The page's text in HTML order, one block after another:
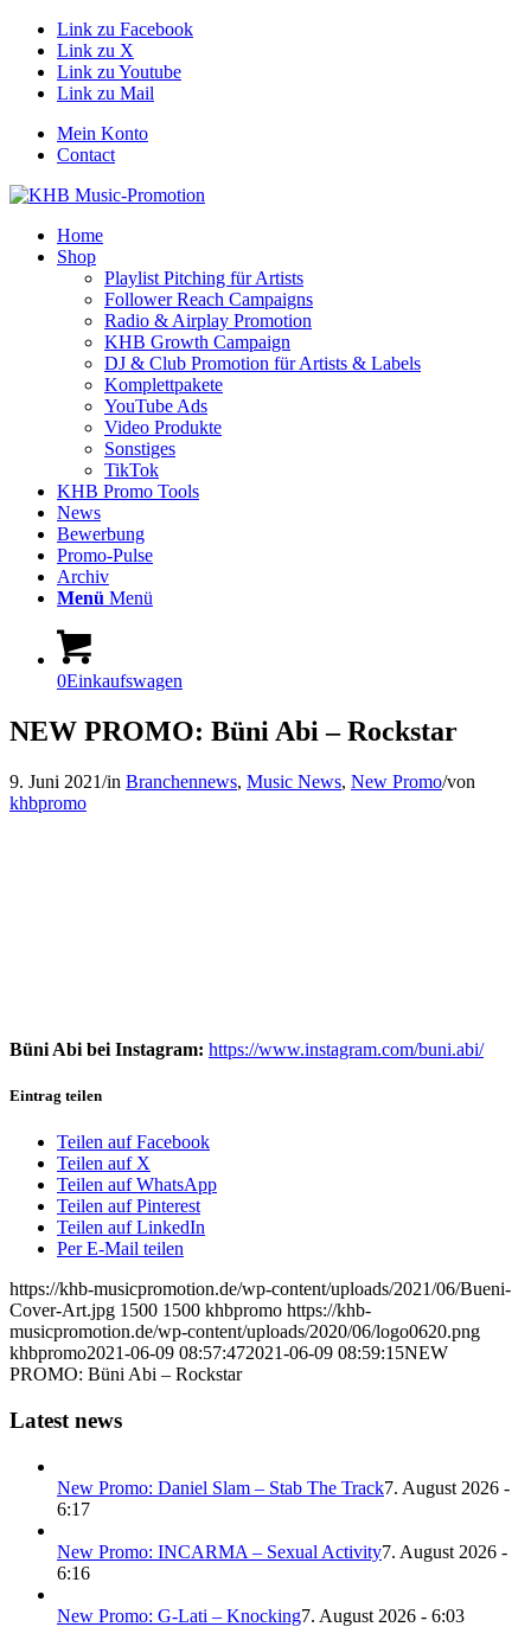
Link zu Facebook
Link zu X
Link zu Youtube
Link zu Mail
Mein Konto
Contact
Home
Shop
Playlist Pitching für Artists
Follower Reach Campaigns
Radio & Airplay Promotion
KHB Growth Campaign
DJ & Club Promotion für Artists & Labels
Komplettpakete
YouTube Ads
Video Produkte
Sonstiges
TikTok
KHB Promo Tools
News
Bewerbung
Promo-Pulse
Archiv
Menü Menü
0Einkaufswagen
NEW PROMO: Büni Abi – Rockstar
9. Juni 2021/in Branchennews, Music News, New Promo/von
khbpromo
Büni Abi bei Instagram: https://www.instagram.com/buni.abi/
Eintrag teilen
Teilen auf Facebook
Teilen auf X
Teilen auf WhatsApp
Teilen auf Pinterest
Teilen auf LinkedIn
Per E-Mail teilen
https://khb-musicpromotion.de/wp-content/uploads/2021/06/Bueni-
Cover-Art.jpg 1500 1500 khbpromo https://khb-
musicpromotion.de/wp-content/uploads/2020/06/logo0620.png
khbpromo2021-06-09 08:57:472021-06-09 08:59:15NEW
PROMO: Büni Abi – Rockstar
Latest news
New Promo: Daniel Slam – Stab The Track7. August 2026 -
6:17
New Promo: INCARMA – Sexual Activity7. August 2026 -
6:16
New Promo: G-Lati – Knocking7. August 2026 - 6:03